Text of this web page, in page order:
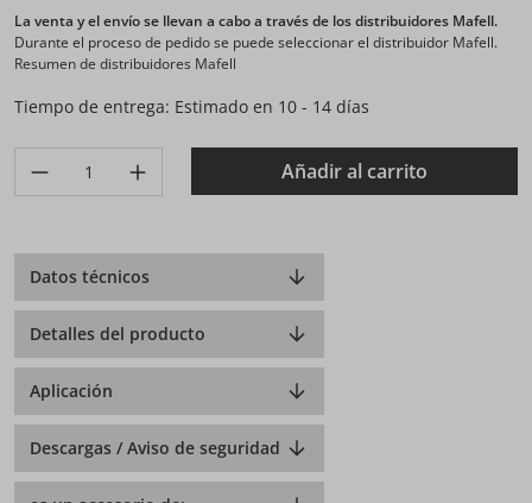
La venta y el envío se llevan a cabo a través de los distribuidores Mafell.
Durante el proceso de pedido se puede seleccionar el distribuidor Mafell.
Resumen de distribuidores Mafell
Tiempo de entrega: Estimado en 10 - 14 días
Produkt Anzahl: Gib den gewünschten Wert ein oder
Añadir al carrito
Datos técnicos
Detalles del producto
Aplicación
Descargas / Aviso de seguridad